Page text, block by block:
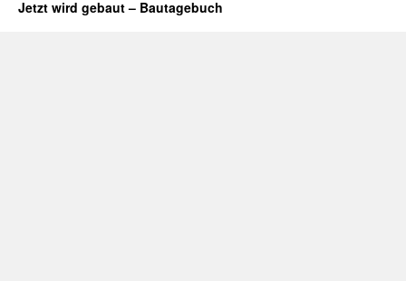
Jetzt wird gebaut – Bautagebuch